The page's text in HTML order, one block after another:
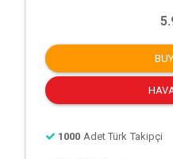
1000 Adet Türk Takipçi